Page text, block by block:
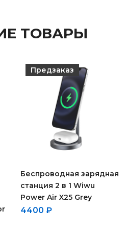
ТОВАРЫ
Предзаказ
Беспроводная зарядная
станция 2 в 1 Wiwu
Power Air X25 Grey
4400 ₽